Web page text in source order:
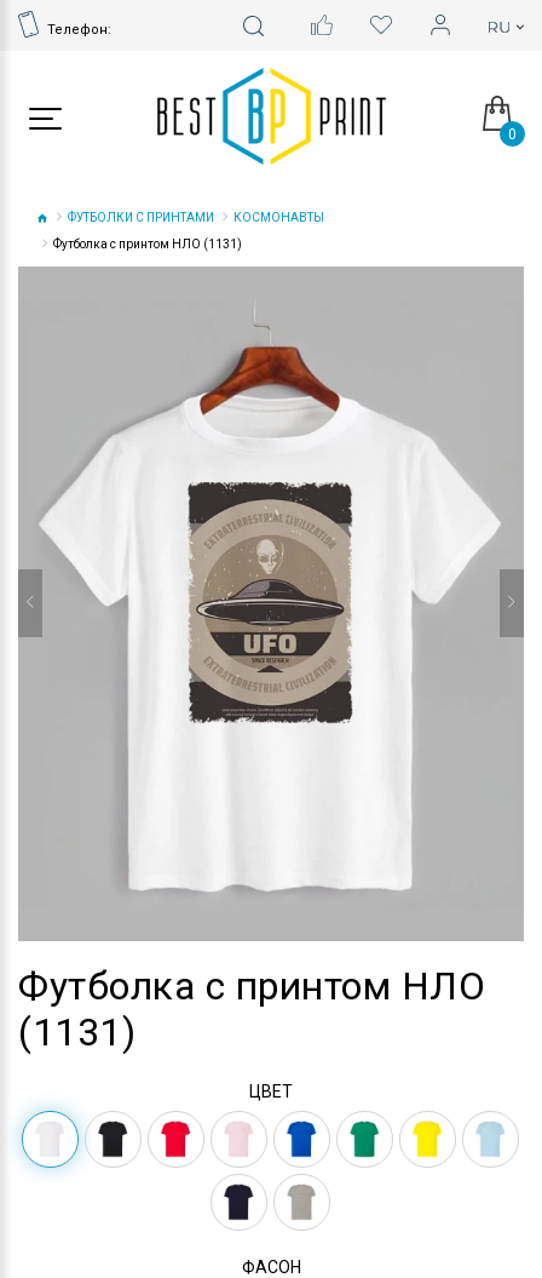
Телефон:
0
ФУТБОЛКИ С ПРИНТАМИ
КОСМОНАВТЫ
Футболка с принтом НЛО (1131)
Футболка с принтом НЛО
(1131)
ЦВЕТ
ФАСОН